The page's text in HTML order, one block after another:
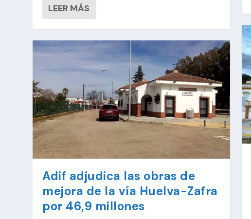
LEER MÁS
Adif adjudica las obras de
mejora de la vía Huelva-Zafra
por 46,9 millones